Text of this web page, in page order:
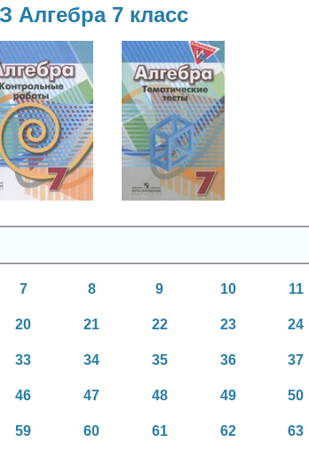
Алгебра 7 класс
Алгебра
7 класс
Алгебра
7 класс
7 8 9 10 11
20 21 22 23 24
33 34 35 36 37
46 47 48 49 50
59 60 61 62 63